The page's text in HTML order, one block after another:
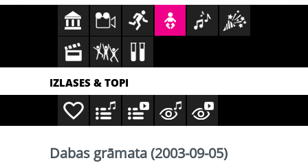
IZLASES & TOPI
Dabas grāmata (2003-09-05)